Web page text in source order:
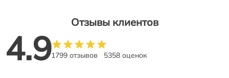
Отзывы клиентов
4.91799 отзывов 5358 оценок